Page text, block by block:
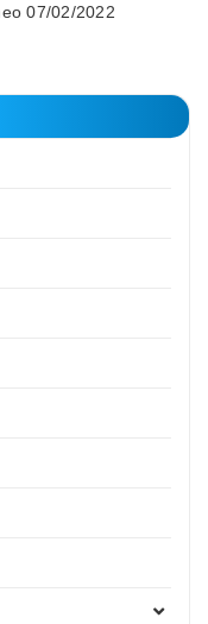
07/02/2022